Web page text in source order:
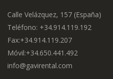
Calle Velázquez, 157 (España)
Teléfono: +34.914.119.192
Fax:+34.914.119.207
Móvil:+34.650.441.492
info@gavirental.com